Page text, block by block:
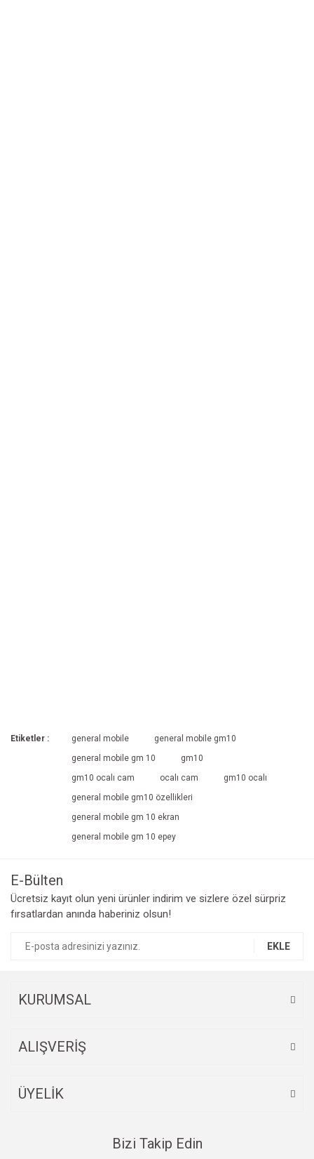
Etiketler : general mobile
general mobile gm10
general mobile gm 10
gm10
gm10 ocalı cam
ocalı cam
gm10 ocalı
general mobile gm10 özellikleri
general mobile gm 10 ekran
general mobile gm 10 epey
E-Bülten
Ücretsiz kayıt olun yeni ürünler indirim ve sizlere özel sürpriz
fırsatlardan anında haberiniz olsun!
EKLE
KURUMSAL
ALIŞVERİŞ
ÜYELİK
Bizi Takip Edin